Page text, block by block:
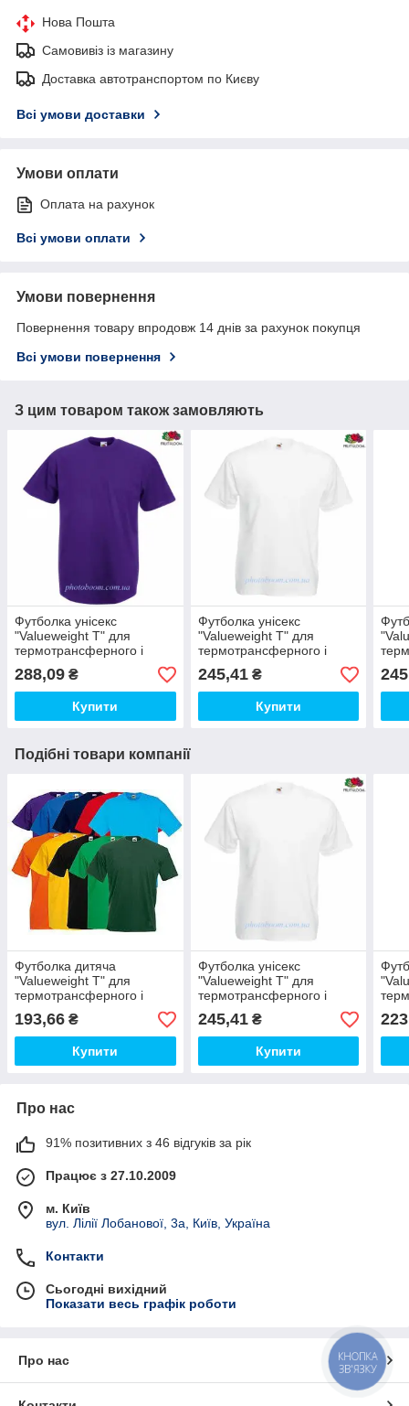
Нова Пошта
Самовивіз із магазину
Доставка автотранспортом по Києву
Всі умови доставки
Умови оплати
Оплата на рахунок
Всі умови оплати
Умови повернення
Повернення товару впродовж 14 днів за рахунок покупця
Всі умови повернення
З цим товаром також замовляють
Футболка унісекс
"Valueweight T" для
термотрансферного і
прямого друку, фіолетова
Розмір L
288,09 ₴
Купити
Футболка унісекс
"Valueweight T" для
термотрансферного і
прямого друку, біла Розмір
L
245,41₴
Купити
XL
Подібні товари компанії
Футболка дитяча
"Valueweight T" для
термотрансферного і
193,66 ₴
Купити
Футболка унісекс
"Valueweight T" для
термотрансферного і
прямого друку, біла Розмір
XL
245,41₴
Купити
223
Про нас
91% позитивних з 46 відгуків за рік
Працює з 27.10.2009
м. Київ
вул. Лілії Лобанової, 3а, Київ, Україна
Контакти
Сьогодні вихідний
Показати весь графік роботи
Про нас
КНОПКА
ЗВ'ЯЗКУ